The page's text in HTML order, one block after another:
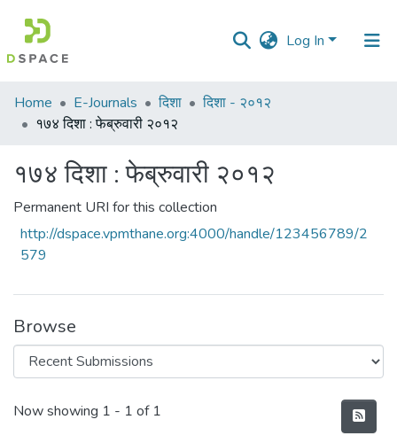
Log In
Communities
&
All of DSpace
Statistics
Home E-Journals दिशा
दिशा - २०१२
१७४ दिशा : फेब्रुवारी २०१२
१७४ दिशा : फेब्रुवारी २०१२
Permanent URI for this collection
http://dspace.vpmthane.org:4000/handle/123456789/2
579
Browse
Recent Submissions
Now showing 1 - 1 of 1